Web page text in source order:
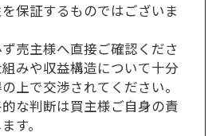
保証するものではございま
売主様へ直接ご確認くださ
みや収益構造について十分
上で交渉されてください。
な判断は買主様ご自身の責
す。